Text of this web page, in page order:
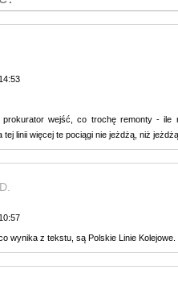
prokurator wejść, co trochę remonty -
tej linii więcej te pociągi nie jeżdżą, niż
wynika z tekstu, są Polskie Linie Kolejowe.